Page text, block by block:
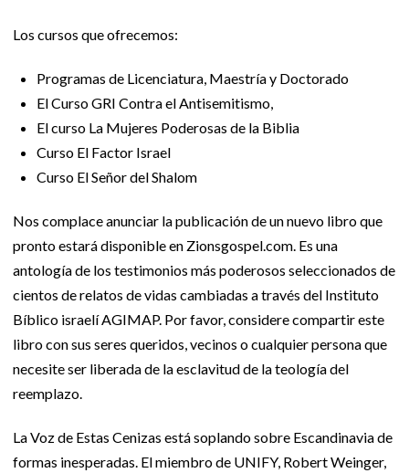
Los cursos que ofrecemos:
Programas de Licenciatura, Maestría y Doctorado
El Curso GRI Contra el Antisemitismo,
El curso La Mujeres Poderosas de la Biblia
Curso El Factor Israel
Curso El Señor del Shalom
Nos complace anunciar la publicación de un nuevo libro que
pronto estará disponible en Zionsgospel.com. Es una
antología de los testimonios más poderosos seleccionados de
cientos de relatos de vidas cambiadas a través del Instituto
Bíblico israelí AGIMAP. Por favor, considere compartir este
libro con sus seres queridos, vecinos o cualquier persona que
necesite ser liberada de la esclavitud de la teología del
reemplazo.
La Voz de Estas Cenizas está soplando sobre Escandinavia de
formas inesperadas. El miembro de UNIFY, Robert Weinger,